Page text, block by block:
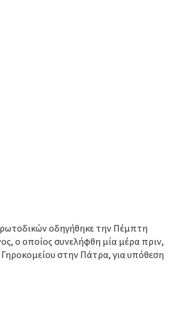
οδηγήθηκε την Πέμπτη
ο οποίος συνελήφθη μία μέρα πριν,
στην Πάτρα, για υπόθεση